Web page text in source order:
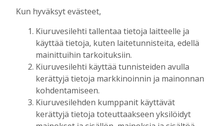
näyttää
Tilaajille
Hanna Soini 31.7.2026 14:51
Kauppojen perustaminen maaseudulle
sallittiin 1860-luvun alussa – vähitellen
kaupanteko levittäytyi koko Kiuruvedelle
Tilaajille
Jouko Kokkonen 31.7.2026 12:00
Perinteiset Eloajelut järjestetään ensi
Kun hyväksyt evästeet,
Kiuruvesilehti tallentaa tietoja laitteelle ja
käyttää tietoja, kuten laitetunnisteita, edellä
mainittuihin tarkoituksiin.
Kiuruvesilehti käyttää tunnisteiden avulla
kerättyjä tietoja markkinoinnin ja mainonnan
kohdentamiseen.
Kiuruvesilehden kumppanit käyttävät
kerättyjä tietoja toteuttaakseen yksilöidyt